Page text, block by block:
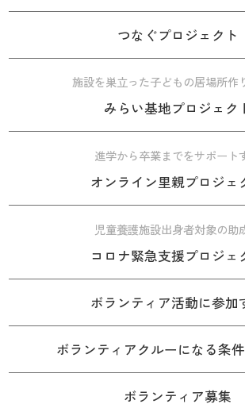
つなぐプロジェクト
施設を巣立った子どもの居場所作
みらい基地プロジェク
進学から卒業までをサポート
オンライン里親プロジェ
児童養護施設出身者対象の助
コロナ緊急支援プロジェ
ボランティア活動に参加
ボランティアクルーになる条
ボランティア募集